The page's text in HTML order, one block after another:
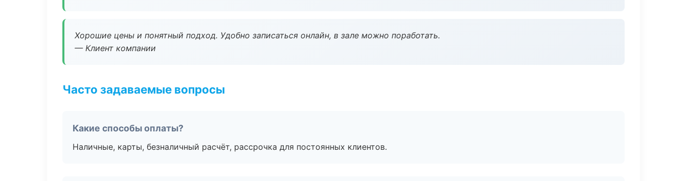
Хорошие цены и понятный подход. Удобно записаться онлайн, в зале можно поработать.
— Клиент компании
Часто задаваемые вопросы
Какие способы оплаты?
Наличные, карты, безналичный расчёт, рассрочка для постоянных клиентов.